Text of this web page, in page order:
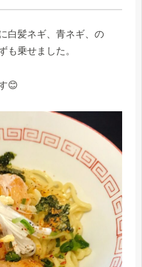
白髪ネギ、青ネギ、の
も乗せました。
😊